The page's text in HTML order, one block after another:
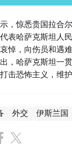
，惊悉贵国拉合
表哈萨克斯坦人
悼，向伤员和遇
，哈萨克斯坦一
击恐怖主义，维
外交 伊斯兰国